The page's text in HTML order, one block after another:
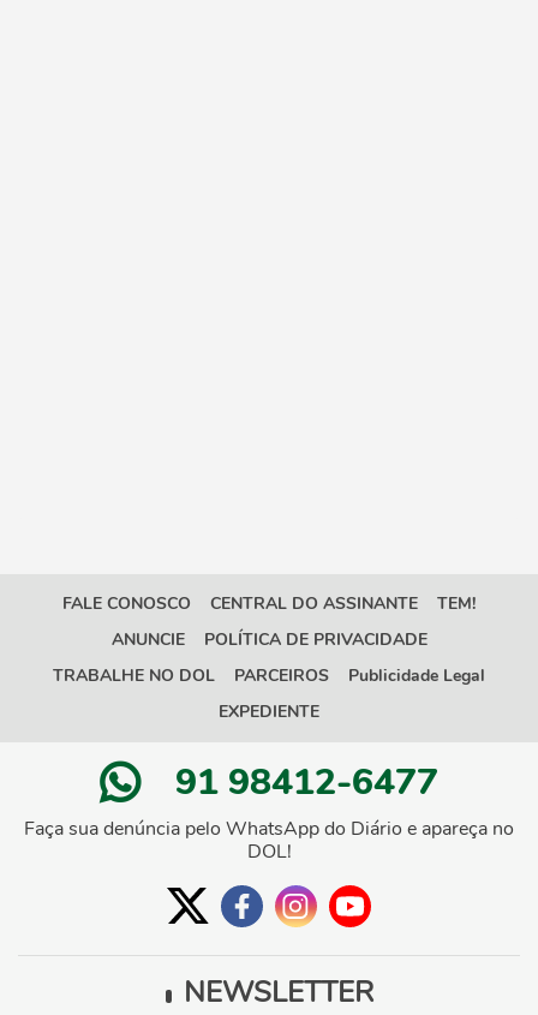
FALE CONOSCO CENTRAL DO ASSINANTE
TEM!
ANUNCIE
POLÍTICA DE PRIVACIDADE
TRABALHE NO DOL
PARCEIROS
Publicidade Legal
EXPEDIENTE
91 98412-6477
Faça sua denúncia pelo WhatsApp do Diário e apareça no
DOL!
NEWSLETTER